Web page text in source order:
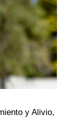
y Alivio,